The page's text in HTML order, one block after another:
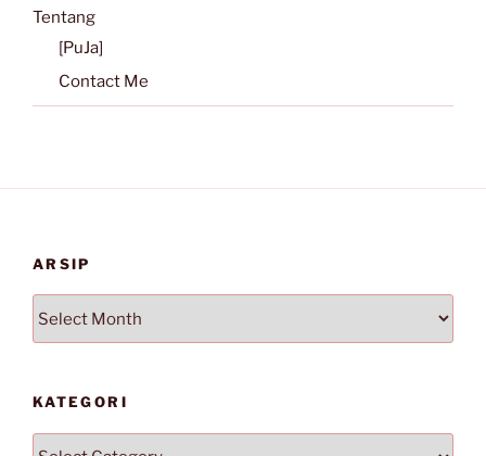
Tentang
[PuJa]
Contact Me
ARSIP
KATEGORI
Kategori